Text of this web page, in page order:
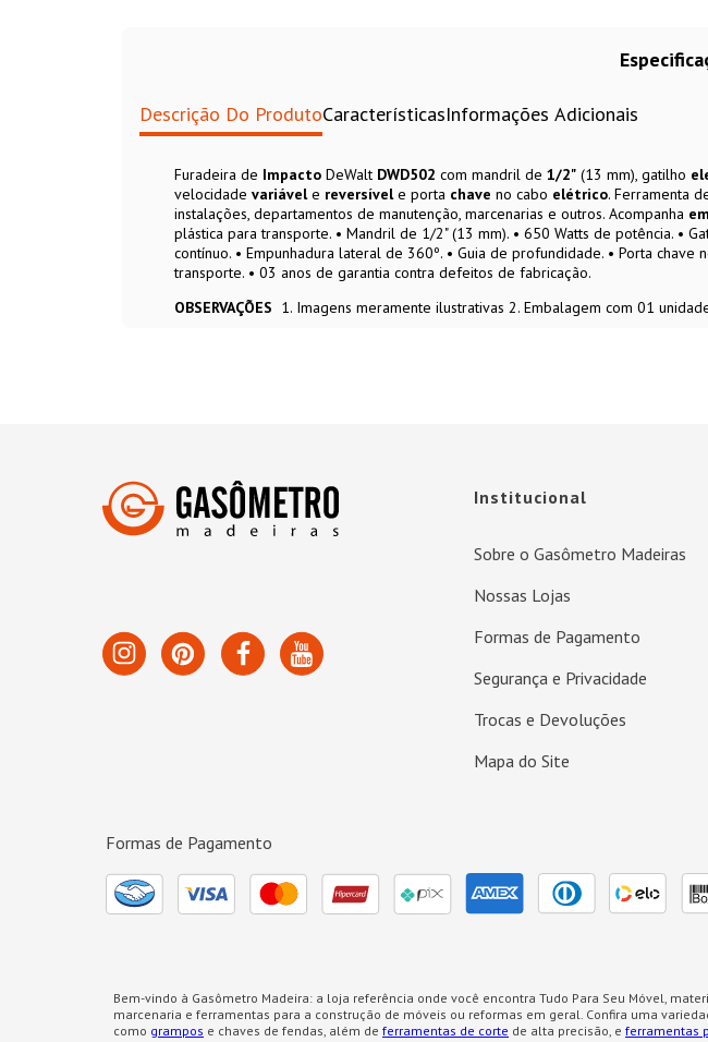
perfeita para marcenarias, carpintarias, construção civil, departamentos de manutenção,
Descrição Do ProdutoCaracterísticasInformações Adicionais
Furadeira de Impacto DeWalt DWD502 com mandril de 1/2" (13 mm), gatilho
velocidade variávele reversívele porta chave no cabo elétrico. Ferramenta
instalações, departamentos de manutenção, marcenarias e outros. Acompanha
plástica para transporte. • Mandril de 1/2" (13 mm). • 650 Watts de potência. •
contínuo. • Empunhadura lateral de 360º. • Guia de profundidade. • Porta
transporte. • 03 anos de garantia contra defeitos de fabricação.
OBSERVAÇÕES 1. Imagens meramente ilustrativas 2. Embalagem com 01
Institucional
Sobre o Gasômetro Madeiras
Nossas Lojas
Formas de Pagamento
Segurança e Privacidade
Trocas e Devoluções
Mapa do Site
Formas de Pagamento
Bem-vindo à Gasômetro Madeira: a loja referência onde você encontra Tudo Para Seu Móvel,
marcenaria e ferramentas para a construção de móveis ou reformas em geral. Confira uma
como grampos e chaves de fendas, além de ferramentas de corte de alta precisão, e ferramentas